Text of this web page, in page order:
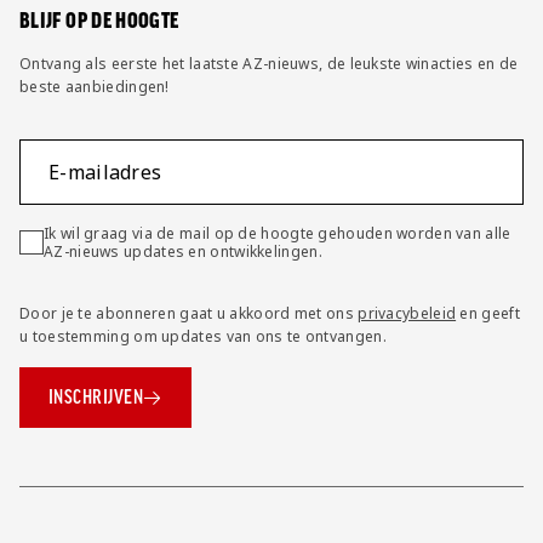
BLIJF OP DE HOOGTE
Ontvang als eerste het laatste AZ-nieuws, de leukste winacties en de
beste aanbiedingen!
E-mailadres
Ik wil graag via de mail op de hoogte gehouden worden van alle
AZ-nieuws updates en ontwikkelingen.
Door je te abonneren gaat u akkoord met onsprivacybeleid en geeft
u toestemming om updates van ons te ontvangen.
INSCHRIJVEN